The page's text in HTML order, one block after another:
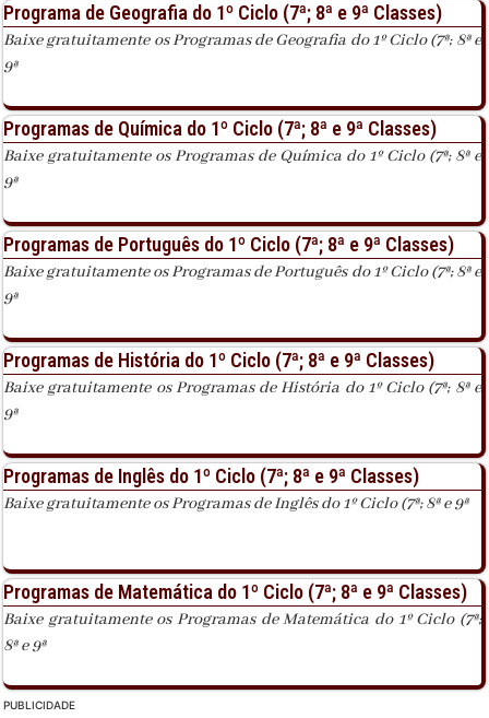
Programa de Geografia do 1º Ciclo (7ª; 8ª e 9ª Classes)
Baixe gratuitamente os Programas de Geografia do 1º Ciclo (7ª; 8ª e
9ª
Programas de Química do 1º Ciclo (7ª; 8ª e 9ª Classes)
Baixe gratuitamente os Programas de Química do 1º Ciclo (7ª; 8ª e
9ª
Programas de Português do 1º Ciclo (7ª; 8ª e 9ª Classes)
Baixe gratuitamente os Programas de Português do 1º Ciclo (7ª; 8ª e
9ª
Programas de História do 1º Ciclo (7ª; 8ª e 9ª Classes)
Baixe gratuitamente os Programas de História do 1º Ciclo (7ª; 8ª e
9ª
Programas de Inglês do 1º Ciclo (7ª; 8ª e 9ª Classes)
Baixe gratuitamente os Programas de Inglês do 1º Ciclo (7ª; 8ª e 9ª
Programas de Matemática do 1º Ciclo (7ª; 8ª e 9ª Classes)
Baixe gratuitamente os Programas de Matemática do 1º Ciclo (7ª;
8ª e 9ª
PUBLICIDADE